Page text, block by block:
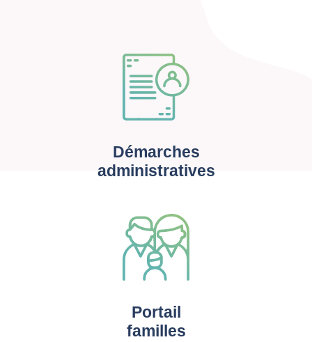
Démarches
administratives
Portail
familles